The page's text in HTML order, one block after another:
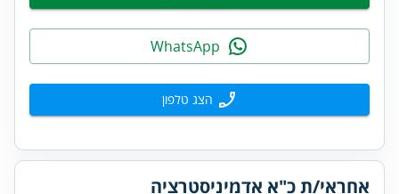
הצג טלפון
אחראי/ת כ"א אדמיניסטרציה